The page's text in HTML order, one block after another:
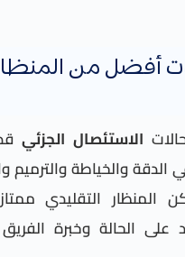
أفضل من
الاستئصال الجزئي
الدقة والخياطة والترميم
المنظار التقليدي
على الحالة وخبرة